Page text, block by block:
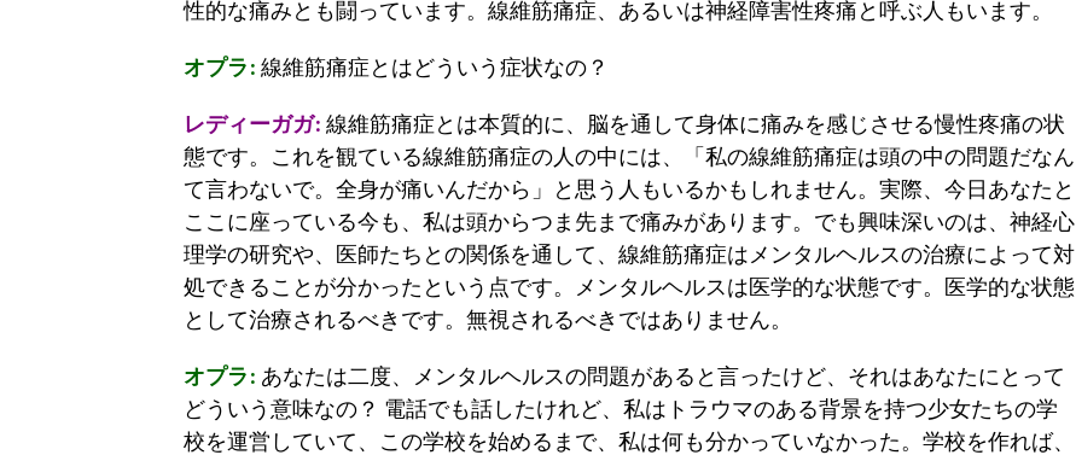
性的な痛みとも闘っています。線維筋痛症、あるいは神経障害性疼痛と呼ぶ人もいます。
オプラ: 線維筋痛症とはどういう症状なの？
レディーガガ: 線維筋痛症とは本質的に、脳を通して身体に痛みを感じさせる慢性疼痛の状
態です。これを観ている線維筋痛症の人の中には、「私の線維筋痛症は頭の中の問題だなん
て言わないで。全身が痛いんだから」と思う人もいるかもしれません。実際、今日あなたと
ここに座っている今も、私は頭からつま先まで痛みがあります。でも興味深いのは、神経心
理学の研究や、医師たちとの関係を通して、線維筋痛症はメンタルヘルスの治療によって対
処できることが分かったという点です。メンタルヘルスは医学的な状態です。医学的な状態
として治療されるべきです。無視されるべきではありません。
オプラ: あなたは二度、メンタルヘルスの問題があると言ったけど、それはあなたにとって
どういう意味なの？ 電話でも話したけれど、私はトラウマのある背景を持つ少女たちの学
校を運営していて、この学校を始めるまで、私は何も分かっていなかった。学校を作れば、